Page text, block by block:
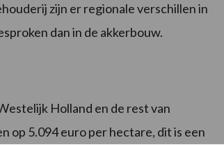
zijn er regionale verschillen in
dan in de akkerbouw.
Holland en de rest van
op 5.094 euro per hectare, dit is een